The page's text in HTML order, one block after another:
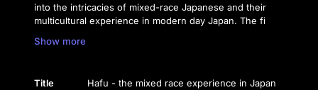
into the intricacies of mixed-race Japanese and their
multicultural experience in modern day Japan. The fi
Show more
Title
Hafu - the mixed race experience in Japan